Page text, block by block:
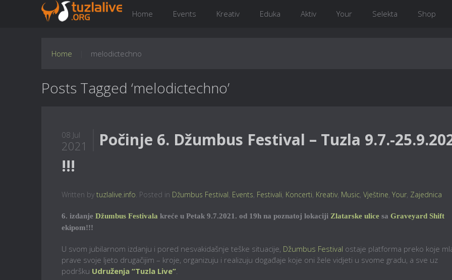
Home Events Kreativ Eduka Aktiv Your Selekta Shop
Home melodictechno
Posts Tagged ‘melodictechno’
08 Jul
2021
Počinje 6. Džumbus Festival – Tuzla 9.7.-
!!!
Written by tuzlalive.info. Posted in Džumbus Festival, Events, Festivali, Koncerti, Kreativ, Music, Vještine, Your, Zajednica
6. izdanje Džumbus Festivala kreće u Petak 9.7.2021. od 19h na poznatoj lokaciji Zlatarske ulice sa Graveyard Shift
ekipom!!!
U svom jubilarnom izdanju i pored nesvakidašnje teške situacije, Džumbus Festival ostaje platforma preko koje
prave svoje ljeto drugačijim – kroje, organizuju i realizuju događaje koje oni žele vidjeti u svome gradu, a sve uz
podršku Udruženja “Tuzla Live”.